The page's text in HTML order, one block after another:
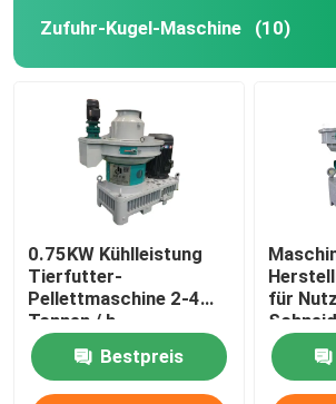
Zufuhr-Kugel-Maschine (10)
0.75KW Kühlleistung
Tierfutter-
Pellettmaschine 2-4
Tonnen / h
Bestpreis
für
kW 0,75